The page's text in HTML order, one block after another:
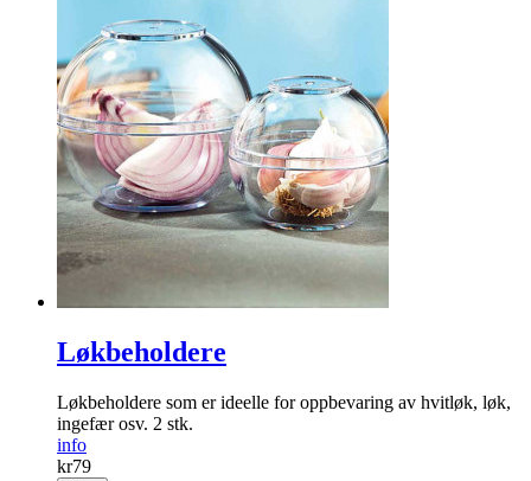
Løkbeholdere
Løkbeholdere som er ideelle for oppbevaring av hvitløk, løk,
ingefær osv. 2 stk.
info
kr79